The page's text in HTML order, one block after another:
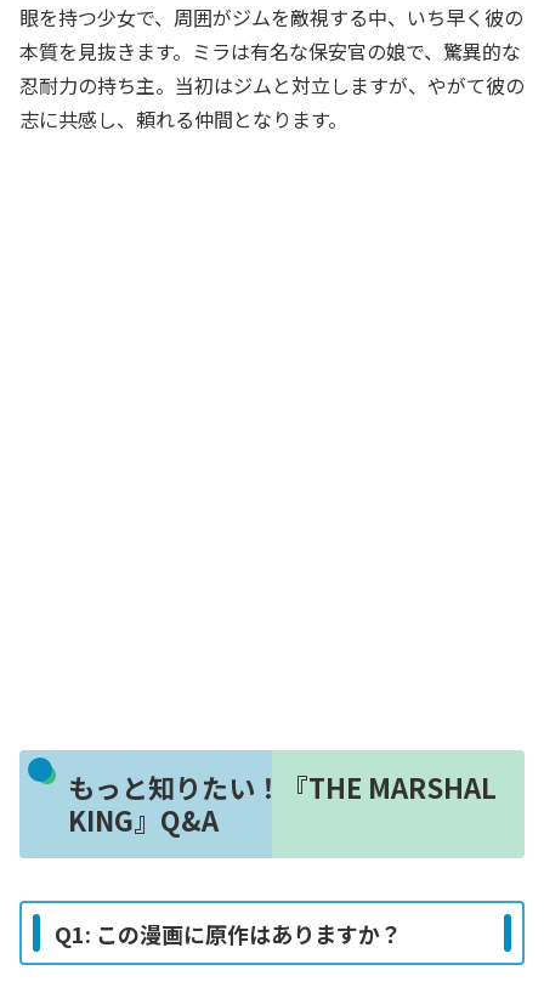
眼を持つ少女で、周囲がジムを敵視する中、いち早く彼の
本質を見抜きます。ミラは有名な保安官の娘で、驚異的な
忍耐力の持ち主。当初はジムと対立しますが、やがて彼の
志に共感し、頼れる仲間となります。
もっと知りたい！『THE MARSHAL
KING』Q&A
Q1: この漫画に原作はありますか？